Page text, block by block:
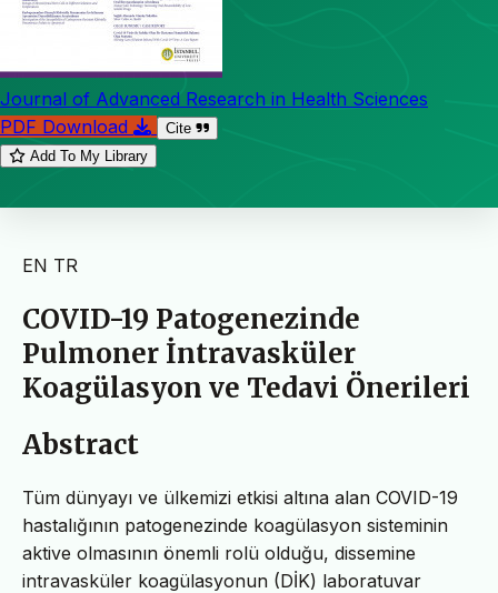
Journal of Advanced Research in Health Sciences
PDF Download
Cite
Add To My Library
EN TR
COVID-19 Patogenezinde
Pulmoner İntravasküler
Koagülasyon ve Tedavi Önerileri
Abstract
Tüm dünyayı ve ülkemizi etkisi altına alan COVID-19
hastalığının patogenezinde koagülasyon sisteminin
aktive olmasının önemli rolü olduğu, dissemine
intravasküler koagülasyonun (DİK) laboratuvar